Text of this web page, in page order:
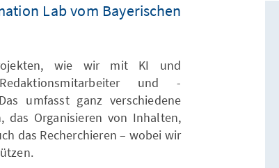
Lab vom Bayerischen
wie wir mit KI und
und -
umfasst ganz verschiedene
das Organisieren von Inhalten,
das Recherchieren – wobei wir